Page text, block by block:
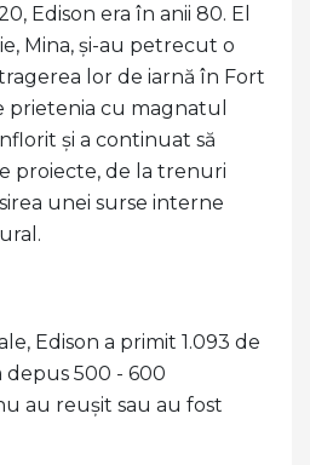
Edison era în anii 80. El
Mina, și-au petrecut o
lor de iarnă în Fort
prietenia cu magnatul
și a continuat să
proiecte, de la trenuri
unei surse interne
Edison a primit 1.093 de
depus 500 - 600
au reușit sau au fost